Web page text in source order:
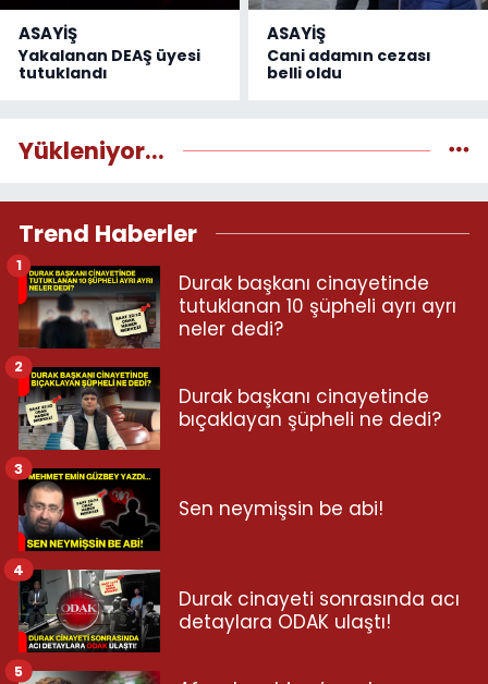
ASAYİŞ
Yakalanan DEAŞ üyesi
tutuklandı
ASAYİŞ
Cani adamın cezası
belli oldu
Yükleniyor...
Trend Haberler
Durak başkanı cinayetinde
tutuklanan 10 şüpheli ayrı ayrı
neler dedi?
1
Durak başkanı cinayetinde
bıçaklayan şüpheli ne dedi?
2
Sen neymişsin be abi!
3
Durak cinayeti sonrasında acı
detaylara ODAK ulaştı!
4
5